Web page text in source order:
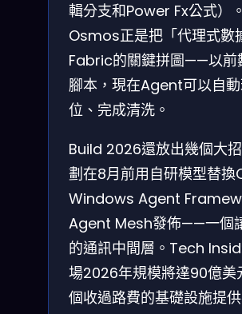
輯分支和Power Fx公式）
Osmos正是把「代理式數
Fabric的關鍵拼圖——以前
腳本，現在Agent可以自
位、完成清洗。
Build 2026還放出幾個大
劃在8月前用自研模型替
Windows Agent
Agent Mesh發佈——一個
的通訊中間層。Tech
場2026年規模將達90億美
個收過路費的基礎設施提供